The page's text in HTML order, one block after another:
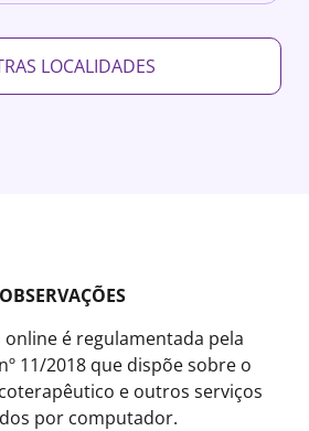
LOCALIDADES
OBSERVAÇÕES
é regulamentada pela
11/2018 que dispõe sobre o
e outros serviços
por computador.